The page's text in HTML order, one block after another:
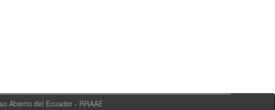
Abierto del Ecuador - RRAAE